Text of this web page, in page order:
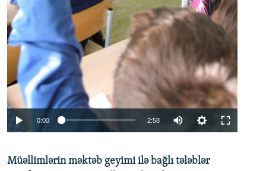
0:00 2:58
360p
Müəllimlərin məktəb geyimi ilə bağlı tələblər